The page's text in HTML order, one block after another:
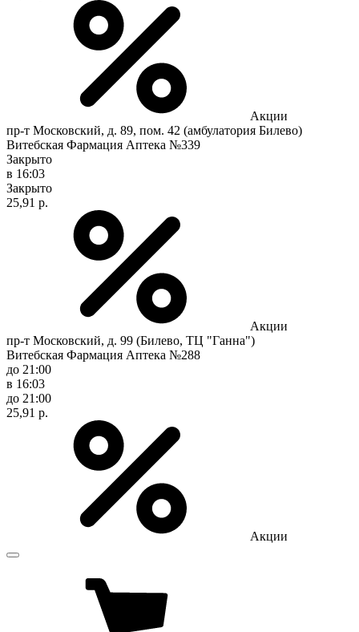
Акции
пр-т Московский, д. 89, пом. 42 (амбулатория Билево)
Витебская Фармация Аптека №339
Закрыто
в 16:03
Закрыто
25,91 р.
Акции
пр-т Московский, д. 99 (Билево, ТЦ "Ганна")
Витебская Фармация Аптека №288
до 21:00
в 16:03
до 21:00
25,91 р.
Акции